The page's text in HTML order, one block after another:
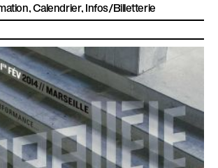
Calendrier Infos/Billetterie